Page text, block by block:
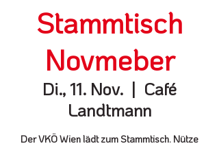
Stammtisch
Novmeber
Di., 11. Nov.
  |
Café
Landtmann
Der VKÖ Wien lädt zum Stammtisch. Nütze